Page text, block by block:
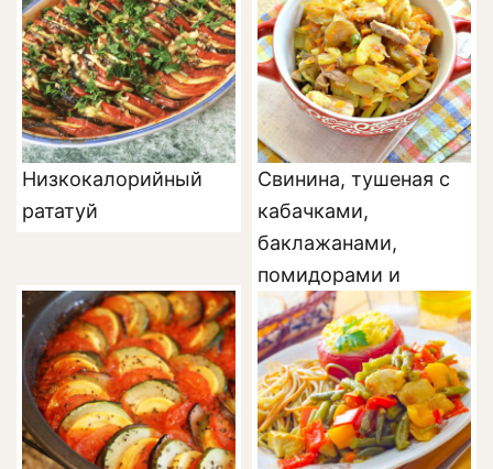
Низкокалорийный
рататуй
Свинина, тушеная с
кабачками,
баклажанами,
помидорами и
перцем (рагу)